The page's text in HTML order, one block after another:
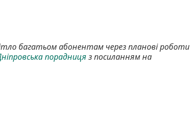
багатьом абонентам через планові роботи
порадниця з посиланням на